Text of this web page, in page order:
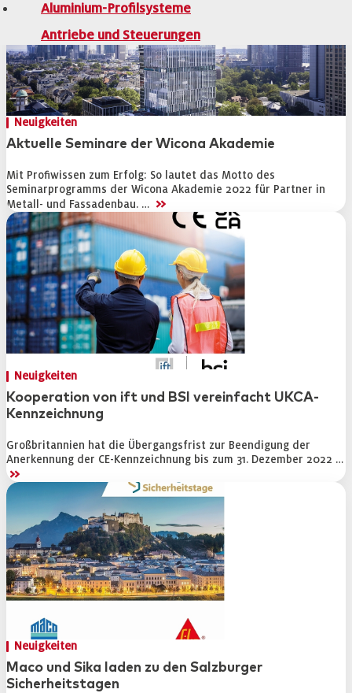
Aluminium-Profilsysteme
Antriebe und Steuerungen
Architekturverglasungen
Beschläge für Fenster und Türen
Holzfenster-Hersteller
Institute, Verbände, Gütegemeinschaten
Kleben, Dichten, Montieren
Kunststofffenster-Hersteller
Kunststoff-Profilsysteme
Marktübersichten
Maschinen zur Alu- und PVC-Profilbearbeitung
Maschinen zur Holzfensterfertigung
Messen und Veranstaltungen
Software für den Einsatz im Fensterbau und -handel
Sonnen- und Sichtschutzsysteme
Service
Archiv für Abonnenten
Probeheft Bestellung
Newsletter
Anzeigen
An- und Verkauf
Mediadaten
Neuigkeiten
Aktuelle Seminare der Wicona Akademie
Mit Profiwissen zum Erfolg: So lautet das Motto des
Seminarprogramms der Wicona Akademie 2022 für Partner in
Metall- und Fassadenbau. … >>
Neuigkeiten
Kooperation von ift und BSI vereinfacht UKCA-
Kennzeichnung
Großbritannien hat die Übergangsfrist zur Beendigung der
Anerkennung der CE-Kennzeichnung bis zum 31. Dezember 2022 …
>>
Neuigkeiten
Maco und Sika laden zu den Salzburger
Sicherheitstagen